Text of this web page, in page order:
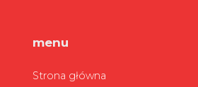
menu
Strona główna